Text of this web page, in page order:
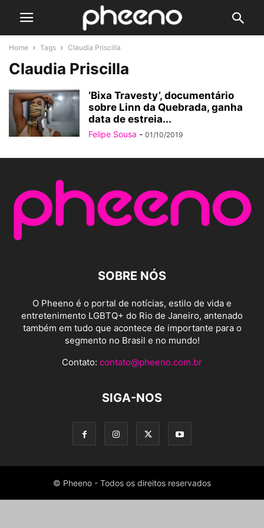
Home Tags Claudia Priscilla
Claudia Priscilla
‘Bixa Travesty’, documentário
sobre Linn da Quebrada, ganha
data de estreia...
Felipe Sousa - 01/10/2019
SOBRE NÓS
O Pheeno é o portal de notícias, estilo de vida e
entretenimento LGBTQ+ do Rio de Janeiro, antenado
também em tudo que acontece de importante para o
segmento no Brasil e no mundo!
Contato: contato@pheeno.com.br
SIGA-NOS
© Pheeno - Todos os direitos reservados